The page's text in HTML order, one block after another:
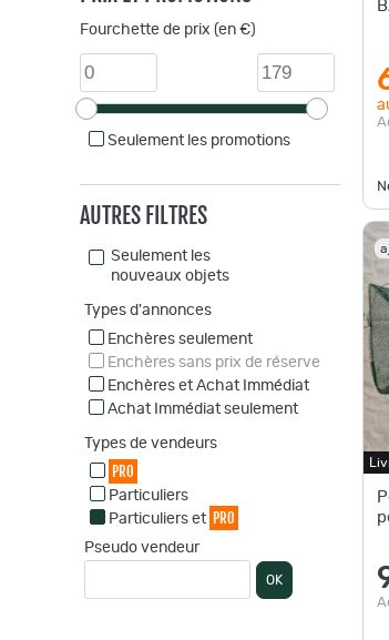
Fourchette de prix (en €)
Seulement les promotions
AUTRES FILTRES
Seulement les
nouveaux objets
Types d'annonces
Enchères seulement
Enchères sans prix de réserve
Enchères et Achat Immédiat
Achat Immédiat seulement
Types de vendeurs
PRO
Particuliers
Particuliers et PRO
Pseudo vendeur
OK